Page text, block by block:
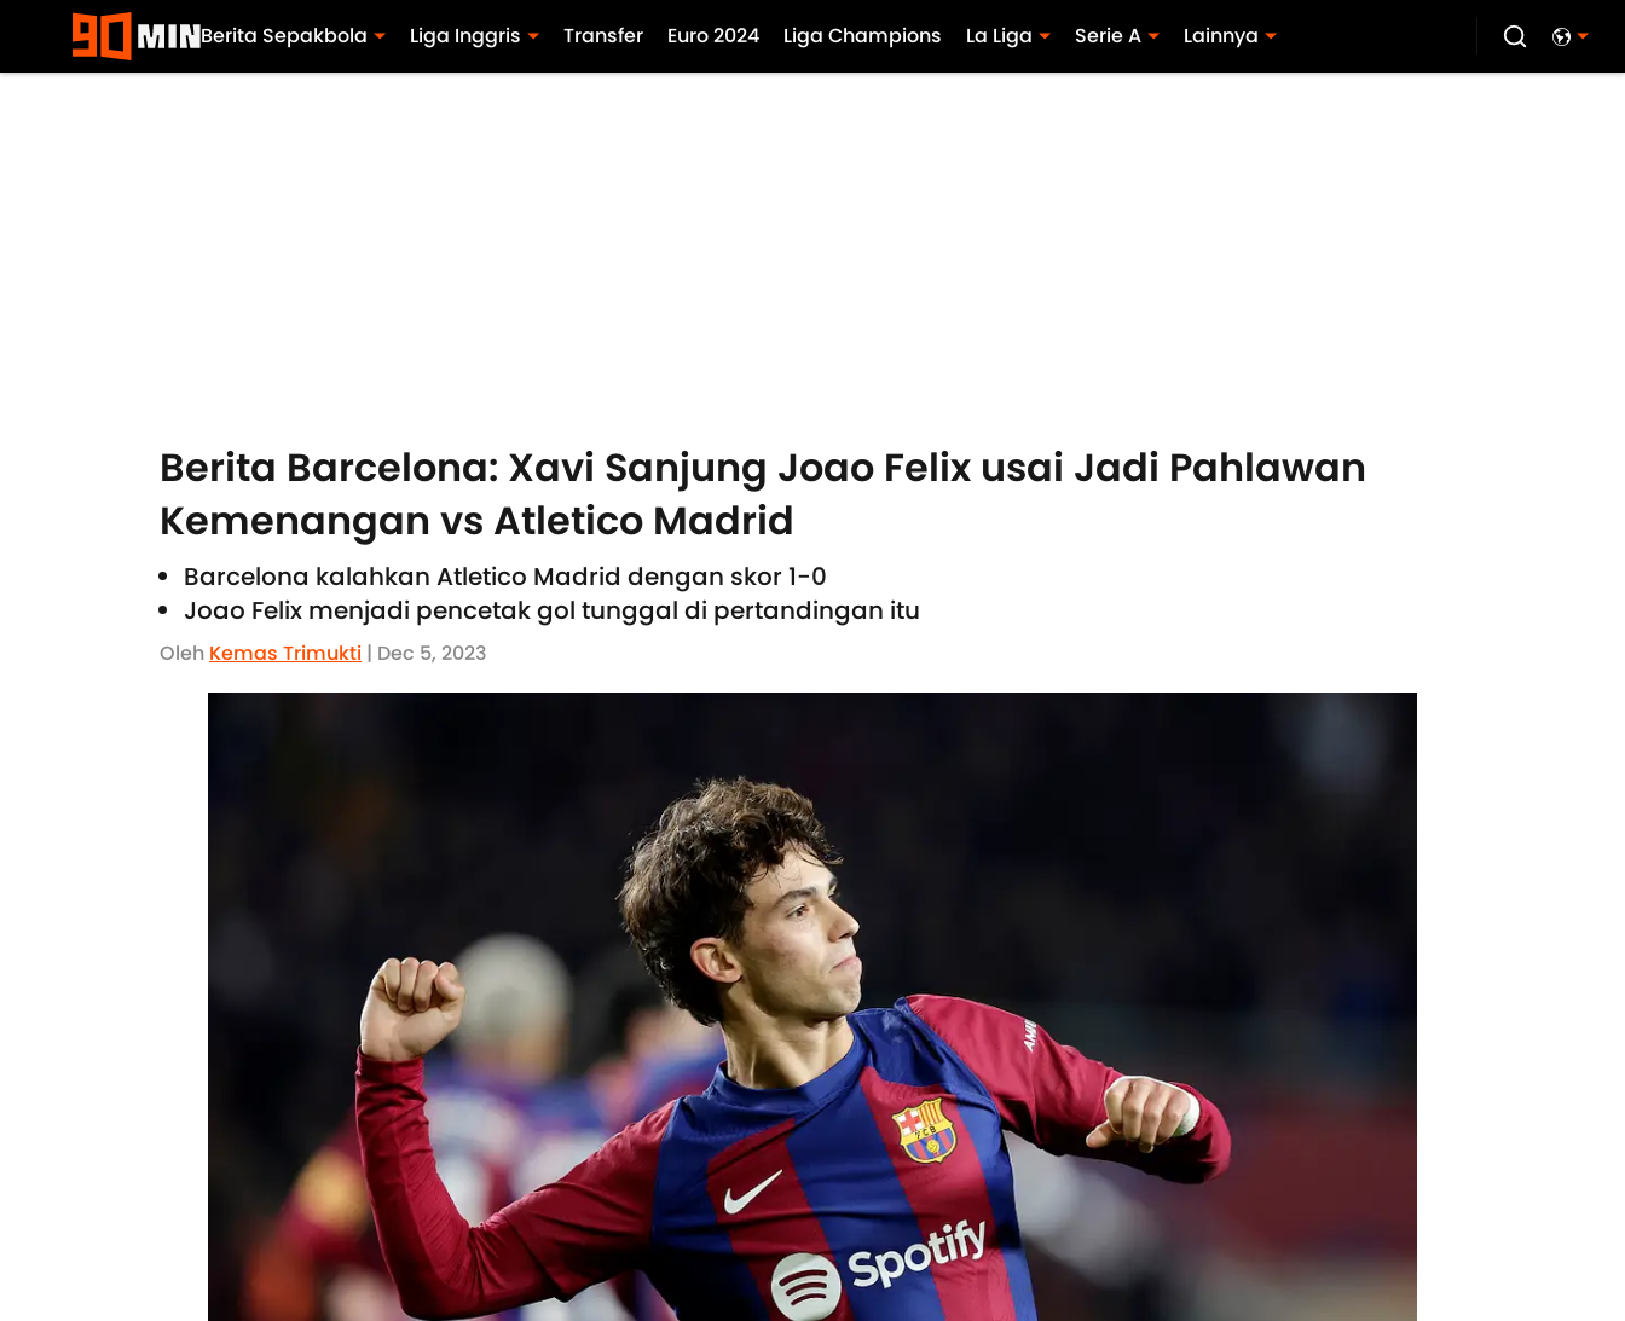
Berita Sepakbola Liga Inggris Transfer Euro 2024 Liga Champions La Liga Serie A Lainnya
Berita Barcelona: Xavi Sanjung Joao Felix usai Jadi Pahlawan
Kemenangan vs Atletico Madrid
Barcelona kalahkan Atletico Madrid dengan skor 1-0
Joao Felix menjadi pencetak gol tunggal di pertandingan itu
Oleh Kemas Trimukti | Dec 5, 2023